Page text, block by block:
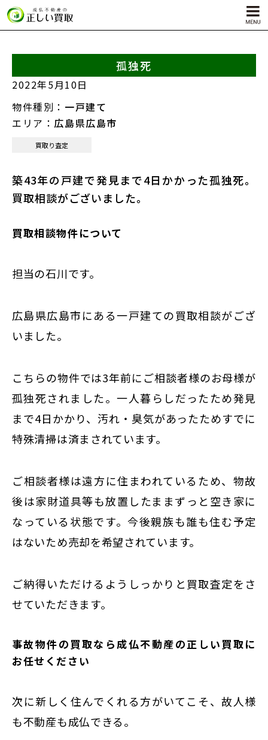
サービス内容
自殺物件買取
仙台
横浜
埼玉
千葉
名古屋
大阪
福岡
孤独死
2022年5月10日
物件種別： 一戸建て
エリア： 広島県広島市
買取り査定
築43年の戸建で発見まで4日かかった孤独死。
買取相談がございました。
買取相談物件について
担当の石川です。
広島県広島市にある一戸建ての買取相談がござ
いました。
こちらの物件では3年前にご相談者様のお母様が
孤独死されました。一人暮らしだったため発見
まで4日かかり、汚れ・臭気があったためすでに
特殊清掃は済まされています。
ご相談者様は遠方に住まわれているため、物故
後は家財道具等も放置したままずっと空き家に
なっている状態です。今後親族も誰も住む予定
はないため売却を希望されています。
ご納得いただけるようしっかりと買取査定をさ
せていただきます。
事故物件の買取なら成仏不動産の正しい買取に
お任せください
次に新しく住んでくれる方がいてこそ、故人様
も不動産も成仏できる。